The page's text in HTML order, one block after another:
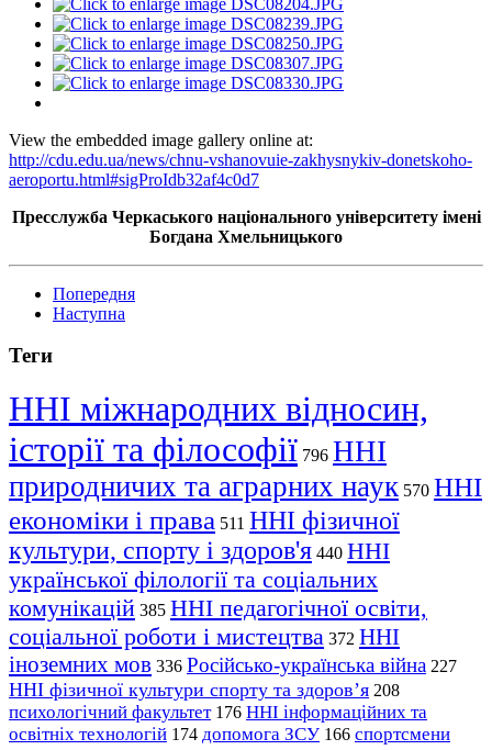
View the embedded image gallery online at:
http://cdu.edu.ua/news/chnu-vshanovuie-zakhysnykiv-donetskoho-
aeroportu.html#sigProIdb32af4c0d7
Пресслужба Черкаського національного університету імені
Богдана Хмельницького
Попередня
Наступна
Теги
ННІ міжнародних відносин,
історії та філософії 796 ННІ
природничих та аграрних наук 570 ННІ
економіки і права 511 ННІ фізичної
культури, спорту і здоров'я 440 ННІ
української філології та соціальних
комунікацій 385 ННІ педагогічної освіти,
соціальної роботи і мистецтва 372 ННІ
іноземних мов 336 Російсько-українська війна 227
ННІ фізичної культури спорту та здоров’я 208
психологічний факультет 176 ННІ інформаційних та
освітніх технологій 174 допомога ЗСУ 166 спортсмени